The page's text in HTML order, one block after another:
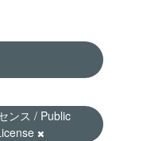
ンス / Public